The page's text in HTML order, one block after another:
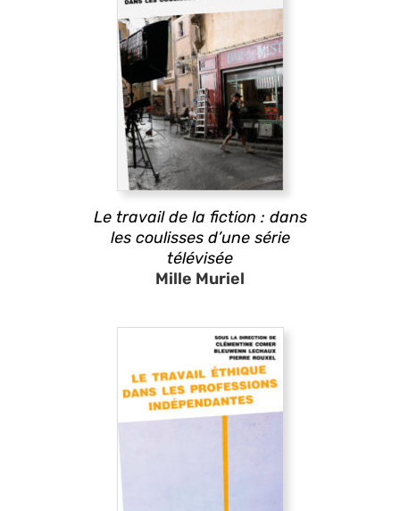
Le travail de la fiction : dans
les coulisses d’une série
télévisée
Mille Muriel